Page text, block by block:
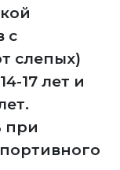
с
слепых)
17 лет и
при